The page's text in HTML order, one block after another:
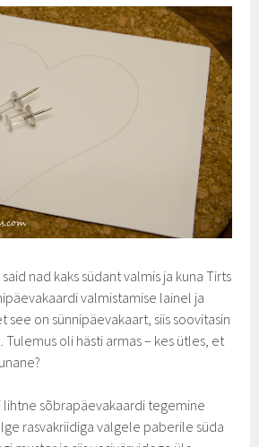
nad kaks südant valmis ja kuna Tirts
valmistamise lainel ja
see on sünnipäevakaart, siis soovitasin
oli hästi armas – kes ütles, et
lihtne sõbrapäevakaardi tegemine
rasvakriidiga valgele paberile süda